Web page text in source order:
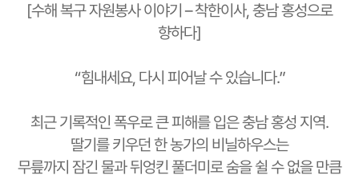
[수해 복구 자원봉사 이야기 – 착한이사, 충남 홍성으로
향하다]
“힘내세요, 다시 피어날 수 있습니다.”
최근 기록적인 폭우로 큰 피해를 입은 충남 홍성 지역.
딸기를 키우던 한 농가의 비닐하우스는
무릎까지 잠긴 물과 뒤엉킨 풀더미로 숨을 쉴 수 없을 만큼